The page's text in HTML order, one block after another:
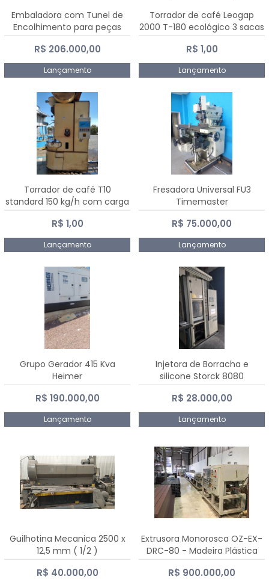
Embaladora com Tunel de
Encolhimento para peças
grandes portas janelas -
Dalmak
R$ 206.000,00
Lançamento
Torrador de café Leogap
2000 T-180 ecológico 3 sacas
de carga 540 kg/h
R$ 1,00
Lançamento
Torrador de café T10
standard 150 kg/h com carga
de 10 kg
R$ 1,00
Lançamento
Fresadora Universal FU3
Timemaster
R$ 75.000,00
Lançamento
Grupo Gerador 415 Kva
Heimer
R$ 190.000,00
Lançamento
Injetora de Borracha e
silicone Storck 8080
R$ 28.000,00
Lançamento
Guilhotina Mecanica 2500 x
12,5 mm ( 1/2 )
R$ 40.000,00
Extrusora Monorosca OZ-EX-
DRC-80 - Madeira Plástica
R$ 900.000,00